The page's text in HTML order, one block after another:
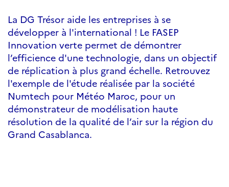
La DG Trésor aide les entreprises à se
développer à l'international ! Le FASEP
Innovation verte permet de démontrer
l’efficience d'une technologie, dans un objectif
de réplication à plus grand échelle. Retrouvez
l'exemple de l'étude réalisée par la société
Numtech pour Météo Maroc, pour un
démonstrateur de modélisation haute
résolution de la qualité de l’air sur la région du
Grand Casablanca.